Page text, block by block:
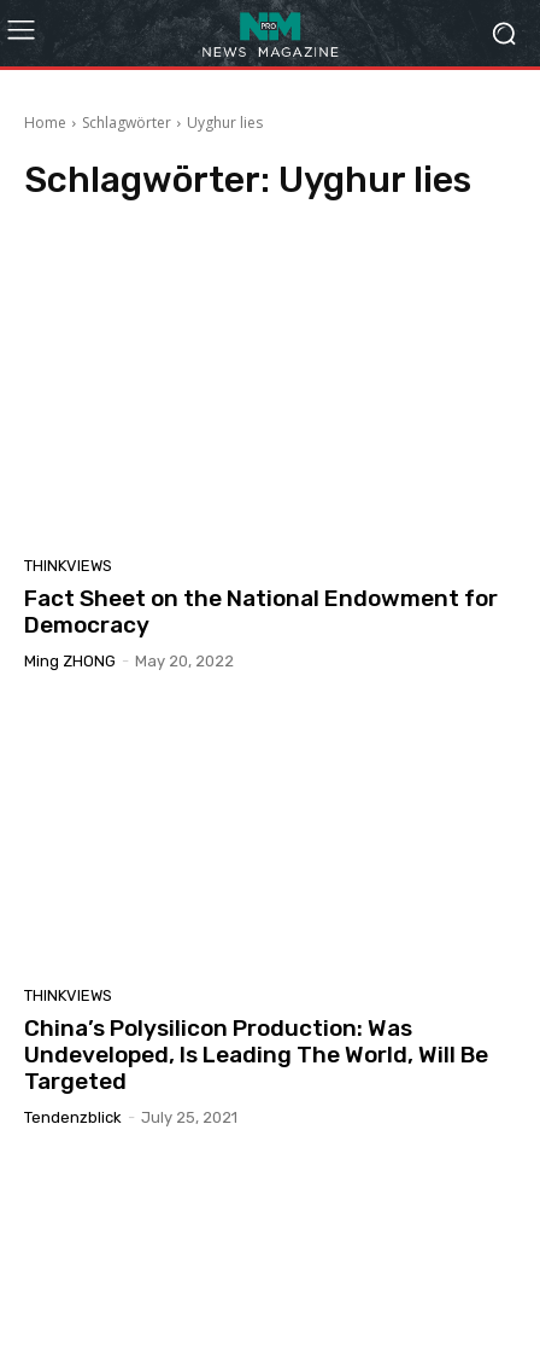
Home Schlagwörter Uyghur lies
Schlagwörter: Uyghur lies
THINKVIEWS
Fact Sheet on the National Endowment for
Democracy
Ming ZHONG - May 20, 2022
THINKVIEWS
China’s Polysilicon Production: Was
Undeveloped, Is Leading The World, Will Be
Targeted
Tendenzblick - July 25, 2021